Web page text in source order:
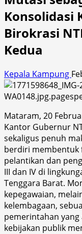
Konsolidasi
Birokrasi
Kedua
Kepala Kampung
Mataram, 20
Kantor Gubernur
sekaligus penuh
berdiri membentuk
pelantikan dan
III dan IV di
Tenggara Barat.
kepegawaian,
kelembagaan,
pemerintahan
kebijakan publik